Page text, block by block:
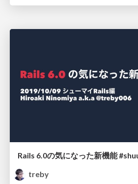
Rails 6.0の気になった新機能
treby